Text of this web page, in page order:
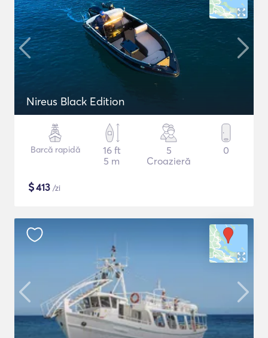
Nireus Black Edition
Barcă rapidă
16 ft
5 m
5
Croazieră
0
$413 /zi